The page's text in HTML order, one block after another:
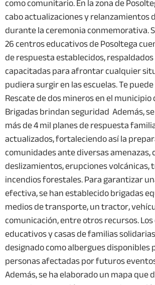
cabo actualizaciones y relanzamientos
durante la ceremonia conmemorativa.
26 centros educativos de Posoltega
de respuesta establecidos,
capacitadas para afrontar cualquier
pudiera surgir en las escuelas. Te
Rescate de dos mineros en el municipio
Brigadas brindan seguridad Además,
más de 4 mil planes de respuesta
actualizados, fortaleciendo así la
comunidades ante diversas amenazas,
deslizamientos, erupciones
incendios forestales. Para garantizar
efectiva, se han establecido brigadas
medios de transporte, un tractor,
comunicación, entre otros recursos.
educativos y casas de familias
designado como albergues disponibles
personas afectadas por futuros
Además, se ha elaborado un mapa que